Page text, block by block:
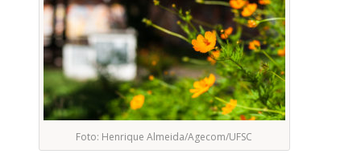
Foto: Henrique Almeida/Agecom/UFSC